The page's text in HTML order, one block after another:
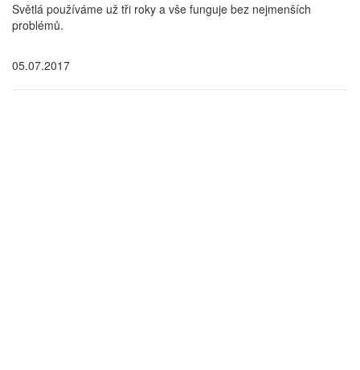
Světlá používáme už tři roky a vše funguje bez nejmenších
problémů.
05.07.2017